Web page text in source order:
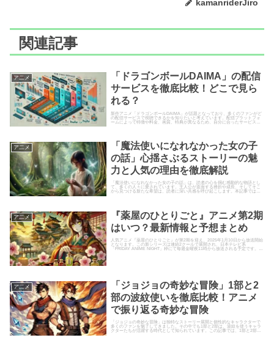
kamanriderJiro
関連記事
ア二メ
「ドラゴンボールDAIMA」の配信
サービスを徹底比較！どこで見ら
れる？
新作アニメ「ドラゴンボールDAIMA」が話題となっており、多くのファンがど
の配信サービスで視聴できるかを知りたいと考えています。配信プラットフォ
ームによって特徴や料金、画質、特典が異なるため、自分に合ったサービスを
選ぶことが重要です。この記...
ア二メ
「魔法使いになれなかった女の子
の話」心揺さぶるストーリーの魅
力と人気の理由を徹底解説
「魔法使いになれなかった女の子の話」は、読者の心を掴む感動的な物語とし
て、多くの人々に愛されています。主人公が直面する挫折や成長、そしてそこ
から見つける新たな希望は、読者に深い共感を呼び起こします。本記事では、
ア二メ
『薬屋のひとりごと』アニメ第2期
はいつ？最新情報と予想まとめ
人気アニメ『薬屋のひとりごと』が第2期を迎え、2025年1月10日から放送開始
となります。この新シリーズは連続2クールで展開され、日本テレビ系
「FRIDAY ANIME NIGHT」枠にて毎週金曜夜11時から放送される予定です。ま
ア二メ
「ジョジョの奇妙な冒険」1部と2
部の波紋使いを徹底比較！アニメ
で振り返る奇妙な冒険
「ジョジョの奇妙な冒険」は独特なストーリー展開と個性的なキャラクターで
多くのファンを魅了してきました。その中でも1部と2部は、波紋を使うキャラ
クターたちが活躍する時代として知られています。この記事では、1部と2部に